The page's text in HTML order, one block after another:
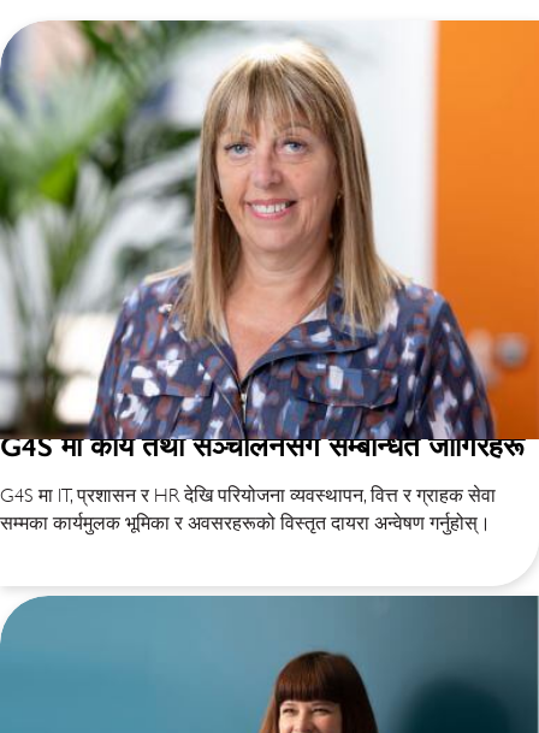
G4S मा कार्य तथा सञ्चालनसँग सम्बन्धित जागिरहरू
G4S मा IT, प्रशासन र HR देखि परियोजना व्यवस्थापन, वित्त र ग्राहक सेवा
सम्मका कार्यमुलक भूमिका र अवसरहरूको विस्तृत दायरा अन्वेषण गर्नुहोस्।